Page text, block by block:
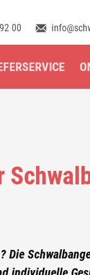
00
Die